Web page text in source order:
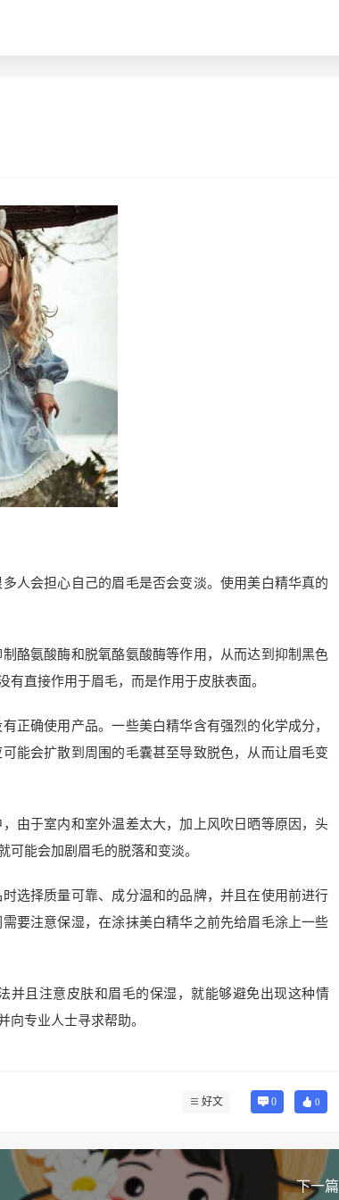
人会担心自己的眉毛是否会变淡。使用美白精华真的
酪氨酸酶和脱氧酪氨酸酶等作用，从而达到抑制黑色
直接作用于眉毛，而是作用于皮肤表面。
正确使用产品。一些美白精华含有强烈的化学成分，
能会扩散到周围的毛囊甚至导致脱色，从而让眉毛变
由于室内和室外温差太大，加上风吹日晒等原因，头
能会加剧眉毛的脱落和变淡。
选择质量可靠、成分温和的品牌，并且在使用前进行
要注意保湿，在涂抹美白精华之前先给眉毛涂上一些
并且注意皮肤和眉毛的保湿，就能够避免出现这种情
向专业人士寻求帮助。
好文 0 0
下一篇